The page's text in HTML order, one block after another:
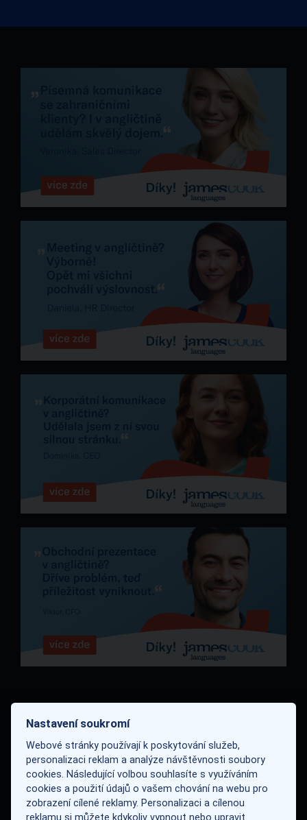
Ukázka vývoje
modelu
Nastavení soukromí
Webové stránky používají k poskytování služeb,
personalizaci reklam a analýze návštěvnosti soubory
cookies. Následující volbou souhlasíte s využíváním
cookies a použití údajů o vašem chování na webu pro
zobrazení cílené reklamy. Personalizaci a cílenou
reklamu si můžete kdykoliv vypnout nebo upravit.